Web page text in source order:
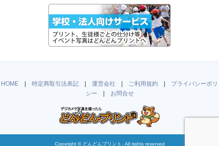
HOME 特定商取引法表記 運営会社 ご利用規約
プライバシーポリ
シー
お問合せ
Copyright © どんどんプリント , All rights reserved